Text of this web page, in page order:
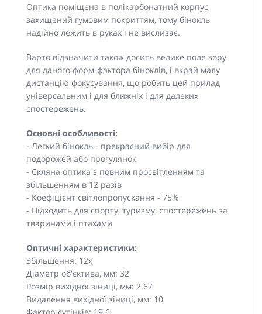
Оптика поміщена в полікарбонатний корпус,
захищений гумовим покриттям, тому бінокль
надійно лежить в руках і не вислизає.
Варто відзначити також досить велике поле зору
для даного форм-фактора біноклів, і вкрай малу
дистанцію фокусування, що робить цей прилад
універсальним і для ближніх і для далеких
спостережень.
Основні особливості:
- Легкий бінокль - прекрасний вибір для
подорожей або прогулянок
- Скляна оптика з повним просвітленням та
збільшенням в 12 разів
- Коефіцієнт світлопропускання - 75%
- Підходить для спорту, туризму, спостережень за
тваринами і птахами
Оптичні характеристики:
Збільшення: 12x
Діаметр об'єктива, мм: 32
Розмір вихідної зіниці, мм: 2.67
Видалення вихідної зіниці, мм: 10